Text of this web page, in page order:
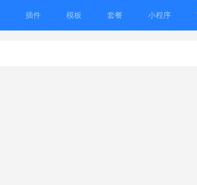
插件 模板 套餐 小程序